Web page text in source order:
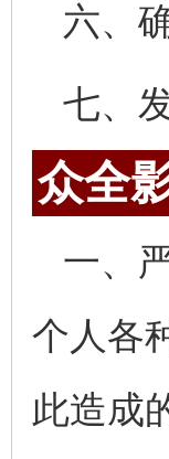
六、
七、
众全
一、
个人各
此造成